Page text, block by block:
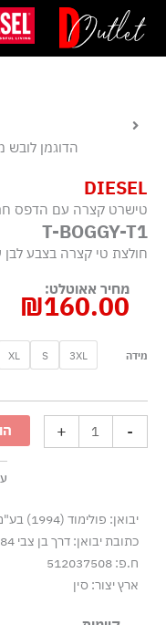
לתוכן
DIESEL
טישרט קצרה עם הדפס
T-BOGGY-T1
חולצת טי קצרה בצבע לבן
מחיר אאוטלט:
₪160.00
מידה 3XL
S
XL
-
קצרה
עם
לבן
+
יבואן: פולימוד (1994) בע"מ
כתובת יבואן: דרך בן צבי 84 תל אביב
ח.פ: 512037508
ארץ יצור: סין
הדוגמן לובש